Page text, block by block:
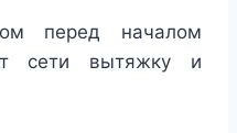
перед началом
сети вытяжку и